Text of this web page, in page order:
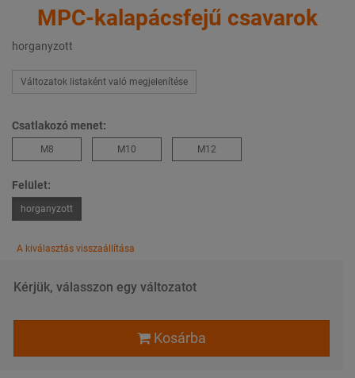
MPC-kalapácsfejű csavarok
horganyzott
Változatok listaként való megjelenítése
Csatlakozó menet:
M8 M10 M12
Felület:
horganyzott
A kiválasztás visszaállítása
Kérjük, válasszon egy változatot
Kosárba